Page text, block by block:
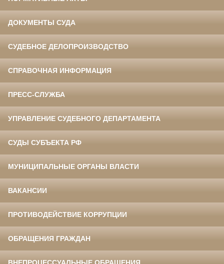
ДОКУМЕНТЫ СУДА
СУДЕБНОЕ ДЕЛОПРОИЗВОДСТВО
СПРАВОЧНАЯ ИНФОРМАЦИЯ
ПРЕСС-СЛУЖБА
УПРАВЛЕНИЕ СУДЕБНОГО ДЕПАРТАМЕНТА
СУДЫ СУБЪЕКТА РФ
МУНИЦИПАЛЬНЫЕ ОРГАНЫ ВЛАСТИ
ВАКАНСИИ
ПРОТИВОДЕЙСТВИЕ КОРРУПЦИИ
ОБРАЩЕНИЯ ГРАЖДАН